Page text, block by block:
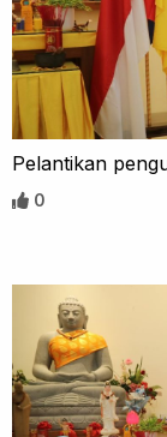
Pelantikan
0